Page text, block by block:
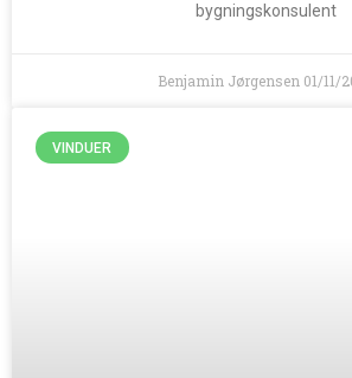
bygningskonsulent
Benjamin Jørgensen 01/11/
VINDUER